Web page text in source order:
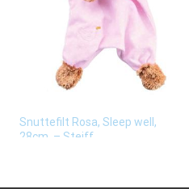
Snuttefilt Rosa, Sleep well,
28cm, – Steiff